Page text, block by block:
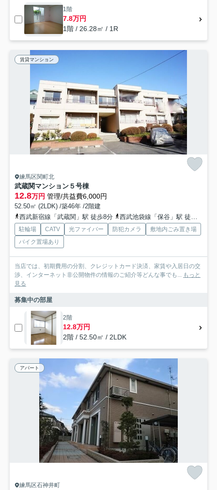
1階
7.8万円
1階 / 26.28㎡ / 1R
賃貸マンション
練馬区関町北
武蔵関マンション５号棟
12.8万円 管理/共益費6,000円
52.50㎡ (2LDK) /築46年 /2階建
西武新宿線「武蔵関」駅 徒歩8分
西武池袋線「保谷」駅 徒歩31分
駐輪場 CATV 光ファイバー 防犯カメラ
敷地内ごみ置き場
バイク置場あり
当店では、初期費用の分割、クレジットカード決済、家賃や入居日の交
渉、インターネット非公開物件の情報のご紹介等どんな事でも... もっと
見る
募集中の部屋
2階
12.8万円
2階 / 52.50㎡ / 2LDK
アパート
練馬区石神井町